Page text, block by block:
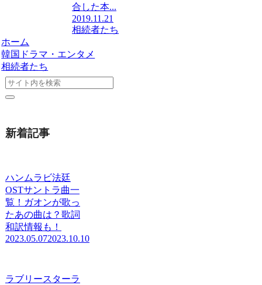
合した本...
2019.11.21
相続者たち
ホーム
韓国ドラマ・エンタメ
相続者たち
新着記事
ハンムラビ法廷
OSTサントラ曲一
覧！ガオンが歌っ
たあの曲は？歌詞
和訳情報も！
2023.05.072023.10.10
ラブリースターラ